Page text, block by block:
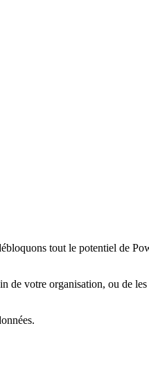
tout le potentiel de
de votre organisation, ou de